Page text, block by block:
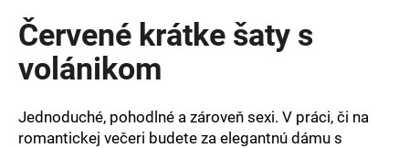
produktu
je
z
hviezdičiek.
Červené krátke šaty s
volánikom
Jednoduché, pohodlné a zároveň sexi. V práci, či na
romantickej večeri budete za elegantnú dámu s